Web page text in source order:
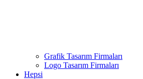
Grafik Tasarım Firmaları
Logo Tasarım Firmaları
Hepsi